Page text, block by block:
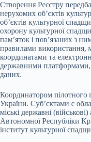
Створення Реєстру
нерухомих об’єктів
об’єктів культурної
охорону культурної
пам’яток і пов’язаних з
правилами використання,
координатами та
державними платформами,
даних.
Координатором пілотного
України. Суб’єктами є
міські державні (військові)
Автономної Республіки
інститут культурної